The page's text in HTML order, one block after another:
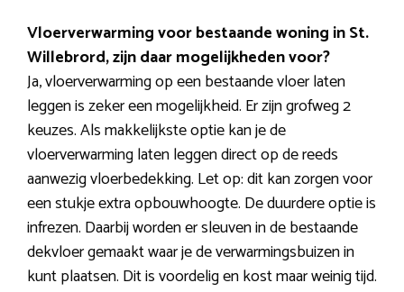
Vloerverwarming voor bestaande woning in St.
Willebrord, zijn daar mogelijkheden voor?
Ja, vloerverwarming op een bestaande vloer laten
leggen is zeker een mogelijkheid. Er zijn grofweg 2
keuzes. Als makkelijkste optie kan je de
vloerverwarming laten leggen direct op de reeds
aanwezig vloerbedekking. Let op: dit kan zorgen voor
een stukje extra opbouwhoogte. De duurdere optie is
infrezen. Daarbij worden er sleuven in de bestaande
dekvloer gemaakt waar je de verwarmingsbuizen in
kunt plaatsen. Dit is voordelig en kost maar weinig tijd.